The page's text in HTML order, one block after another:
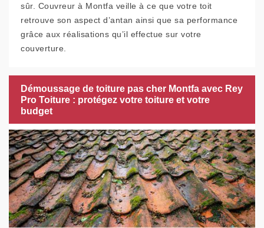
sûr. Couvreur à Montfa veille à ce que votre toit
retrouve son aspect d’antan ainsi que sa performance
grâce aux réalisations qu’il effectue sur votre
couverture.
Démoussage de toiture pas cher Montfa avec Rey
Pro Toiture : protégez votre toiture et votre
budget